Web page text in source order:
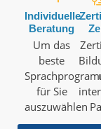
Individuelle
Beratung
Um das
beste
für Sie
auszuwählen